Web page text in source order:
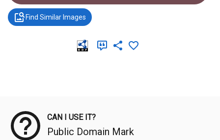
Find Similar Images
CAN I USE IT?
Public Domain Mark